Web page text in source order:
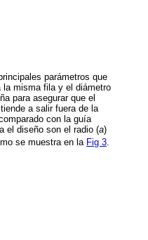
parámetros que
la misma fila y el diámetro
para asegurar que el
a salir fuera de la
con la guía
el diseño son el radio (a)
se muestra en la Fig 3.